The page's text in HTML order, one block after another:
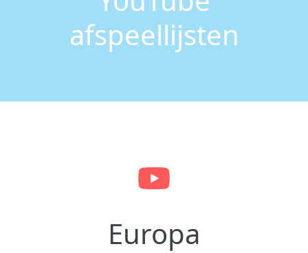
afspeellijsten
Europa